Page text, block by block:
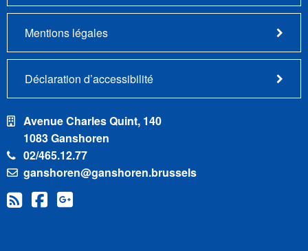
Mentions légales
Déclaration d’accessibilité
Avenue Charles Quint, 140
1083 Ganshoren
02/465.12.77
ganshoren@ganshoren.brussels